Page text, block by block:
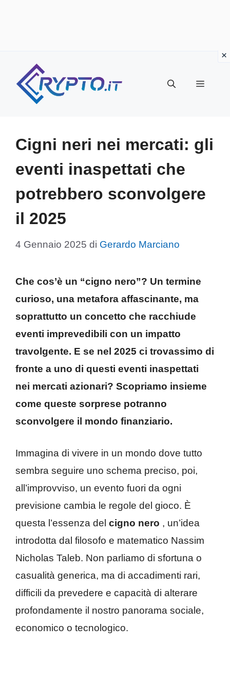
contenuto
Menu
Cigni neri nei mercati: gli
eventi inaspettati che
potrebbero sconvolgere
il 2025
4 Gennaio 2025 di Gerardo Marciano
Che cos’è un “cigno nero”? Un termine
curioso, una metafora affascinante, ma
soprattutto un concetto che racchiude
eventi imprevedibili con un impatto
travolgente. E se nel 2025 ci trovassimo di
fronte a uno di questi eventi inaspettati
nei mercati azionari? Scopriamo insieme
come queste sorprese potranno
sconvolgere il mondo finanziario.
Immagina di vivere in un mondo dove tutto
sembra seguire uno schema preciso, poi,
all’improvviso, un evento fuori da ogni
previsione cambia le regole del gioco. È
questa l’essenza del cigno nero , un’idea
introdotta dal filosofo e matematico Nassim
Nicholas Taleb. Non parliamo di sfortuna o
casualità generica, ma di accadimenti rari,
difficili da prevedere e capacità di alterare
profondamente il nostro panorama sociale,
economico o tecnologico.